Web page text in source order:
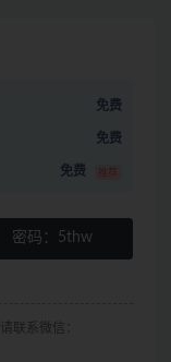
免费
免费
免费 推荐
密码： 5thw
联系微信：